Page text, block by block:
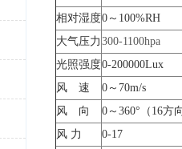
相对湿度0～100%RH
大气压力 300-1100hpa
光照强度0-200000Lux
风 速
0～70m/s
风 向
0～360°（16方
风 力 0-17